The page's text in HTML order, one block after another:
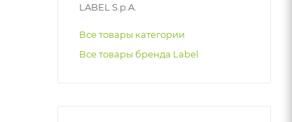
LABEL S.p.A.
Все товары категории
Все товары бренда Label